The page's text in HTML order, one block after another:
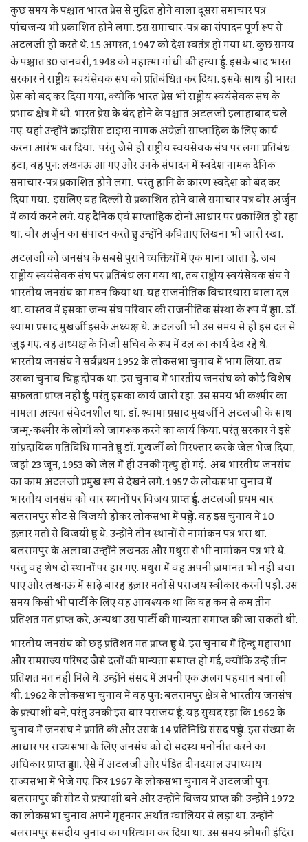
कुछ समय के पश्चात भारत प्रेस से मुद्रित होने वाला दूसरा समाचार पत्र
पांचजन्य भी प्रकाशित होने लगा. इस समाचार-पत्र का संपादन पूर्ण रूप से
अटलजी ही करते थे. 15 अगस्त, 1947 को देश स्वतंत्र हो गया था. कुछ समय
के पश्चात 30 जनवरी, 1948 को महात्मा गांधी की हत्या हुई. इसके बाद भारत
सरकार ने राष्ट्रीय स्वयंसेवक संघ को प्रतिबंधित कर दिया. इसके साथ ही भारत
प्रेस को बंद कर दिया गया, क्योंकि भारत प्रेस भी राष्ट्रीय स्वयंसेवक संघ के
प्रभाव क्षेत्र में थी. भारत प्रेस के बंद होने के पश्चात अटलजी इलाहाबाद चले
गए. यहां उन्होंने क्राइसिस टाइम्स नामक अंग्रेज़ी साप्ताहिक के लिए कार्य
करना आरंभ कर दिया. परंतु जैसे ही राष्ट्रीय स्वयंसेवक संघ पर लगा प्रतिबंध
हटा, वह पुन: लखनऊ आ गए और उनके संपादन में स्वदेश नामक दैनिक
समाचार-पत्र प्रकाशित होने लगा. परंतु हानि के कारण स्वदेश को बंद कर
दिया गया. इसलिए वह दिल्ली से प्रकाशित होने वाले समाचार पत्र वीर अर्जुन
में कार्य करने लगे. यह दैनिक एवं साप्ताहिक दोनों आधार पर प्रकाशित हो रहा
था. वीर अर्जुन का संपादन करते हुए उन्होंने कविताएं लिखना भी जारी रखा.
अटलजी को जनसंघ के सबसे पुराने व्यक्तियों में एक माना जाता है. जब
राष्ट्रीय स्वयंसेवक संघ पर प्रतिबंध लग गया था, तब राष्ट्रीय स्वयंसेवक संघ ने
भारतीय जनसंघ का गठन किया था. यह राजनीतिक विचारधारा वाला दल
था. वास्तव में इसका जन्म संघ परिवार की राजनीतिक संस्था के रूप में हुआ. डॉ.
श्यामा प्रसाद मुखर्जी इसके अध्यक्ष थे. अटलजी भी उस समय से ही इस दल से
जुड़ गए. वह अध्यक्ष के निजी सचिव के रूप में दल का कार्य देख रहे थे.
भारतीय जनसंघ ने सर्वप्रथम 1952 के लोकसभा चुनाव में भाग लिया. तब
उसका चुनाव चिह्न दीपक था. इस चुनाव में भारतीय जनसंघ को कोई विशेष
सफ़लता प्राप्त नहीं हुई, परंतु इसका कार्य जारी रहा. उस समय भी कश्मीर का
मामला अत्यंत संवेदनशील था. डॉ. श्यामा प्रसाद मुखर्जी ने अटलजी के साथ
जम्मू-कश्मीर के लोगों को जागरूक करने का कार्य किया. परंतु सरकार ने इसे
सांप्रदायिक गतिविधि मानते हुए डॉ. मुखर्जी को गिरफ्तार करके जेल भेज दिया,
जहां 23 जून, 1953 को जेल में ही उनकी मृत्यु हो गई. अब भारतीय जनसंघ
का काम अटलजी प्रमुख रूप से देखने लगे. 1957 के लोकसभा चुनाव में
भारतीय जनसंघ को चार स्थानों पर विजय प्राप्त हुई. अटलजी प्रथम बार
बलरामपुर सीट से विजयी होकर लोकसभा में पहुंचे. वह इस चुनाव में 10
हज़ार मतों से विजयी हुए थे. उन्होंने तीन स्थानों से नामांकन पत्र भरा था.
बलरामपुर के अलावा उन्होंने लखनऊ और मथुरा से भी नामांकन पत्र भरे थे.
परंतु वह शेष दो स्थानों पर हार गए. मथुरा में वह अपनी ज़मानत भी नहीं बचा
पाए और लखनऊ में साढ़े बारह हज़ार मतों से पराजय स्वीकार करनी पड़ी. उस
समय किसी भी पार्टी के लिए यह आवश्यक था कि वह कम से कम तीन
प्रतिशत मत प्राप्त करे, अन्यथा उस पार्टी की मान्यता समाप्त की जा सकती थी.
भारतीय जनसंघ को छह प्रतिशत मत प्राप्त हुए थे. इस चुनाव में हिन्दू महासभा
और रामराज्य परिषद जैसे दलों की मान्यता समाप्त हो गई, क्योंकि उन्हें तीन
प्रतिशत मत नहीं मिले थे. उन्होंने संसद में अपनी एक अलग पहचान बना ली
थी. 1962 के लोकसभा चुनाव में वह पुन: बलरामपुर क्षेत्र से भारतीय जनसंघ
के प्रत्याशी बने, परंतु उनकी इस बार पराजय हुई. यह सुखद रहा कि 1962 के
चुनाव में जनसंघ ने प्रगति की और उसके 14 प्रतिनिधि संसद पहुंचे. इस संख्या के
आधार पर राज्यसभा के लिए जनसंघ को दो सदस्य मनोनीत करने का
अधिकार प्राप्त हुआ. ऐसे में अटलजी और पंडित दीनदयाल उपाध्याय
राज्यसभा में भेजे गए. फिर 1967 के लोकसभा चुनाव में अटलजी पुन:
बलरामपुर की सीट से प्रत्याशी बने और उन्होंने विजय प्राप्त की. उन्होंने 1972
का लोकसभा चुनाव अपने गृहनगर अर्थात ग्वालियर से लड़ा था. उन्होंने
बलरामपुर संसदीय चुनाव का परित्याग कर दिया था. उस समय श्रीमती इंदिरा